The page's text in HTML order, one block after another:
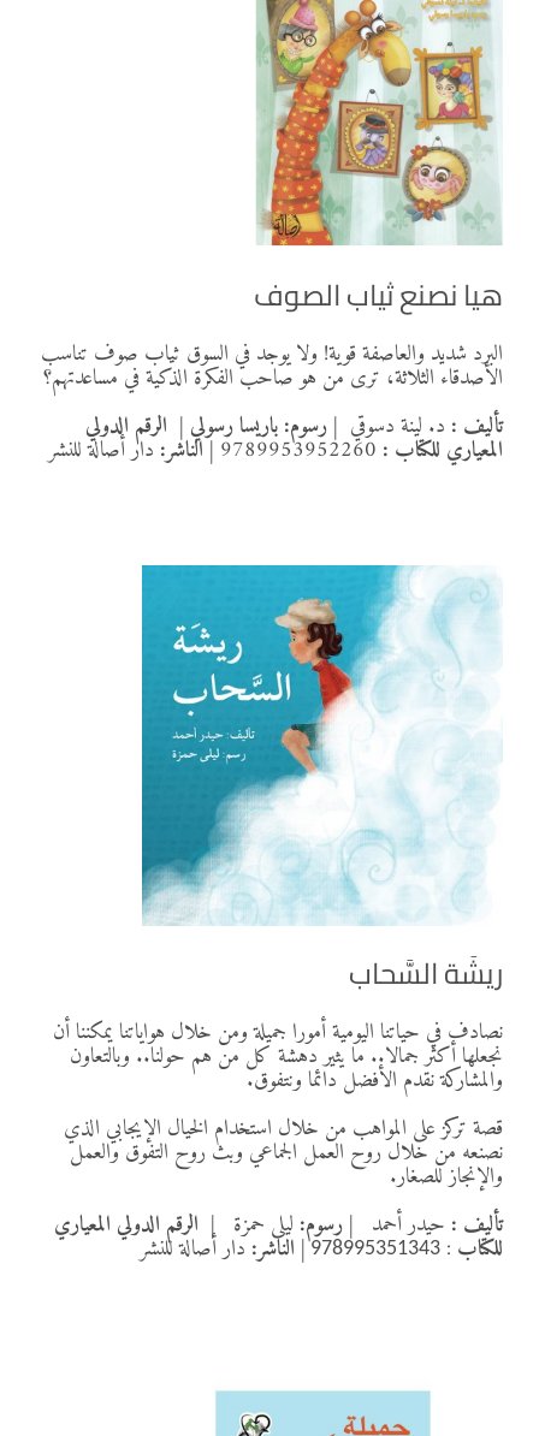
هيا نصنع ثياب الصوف
البرد شديد والعاصفة قوية! ولا يوجد في السوق ثياب صوف تناسب
الأصدقاء الثلاثة، ترى من هو صاحب الفكرة الذكية في مساعدتهم؟
تأليف : د. لينة دسوقي | رسوم: باريسا رسولي | الرقم الدولي
المعياري للكتاب : | الناشر: دار أصالة للنشر
ريشَة السَّحاب
نصادف في حياتنا اليومية أمورا جميلة ومن خلال هواياتنا يمكننا أن
نجعلها أكثر جمالا.. ما يثير دهشة كل من هم حولنا.. وبالتعاون
والمشاركة نقدم الأفضل دائما ونتفوق.
قصة تركز على المواهب من خلال استخدام الخيال الإيجابي الذي
نصنعه من خلال روح العمل الجماعي وبث روح التفوق والعمل
والإنجاز للصغار.
تأليف : حيدر أحمد |رسوم: ليلى حمزة | الرقم الدولي المعياري
للكتاب :
978995351343
| الناشر: دار أصالة للنشر